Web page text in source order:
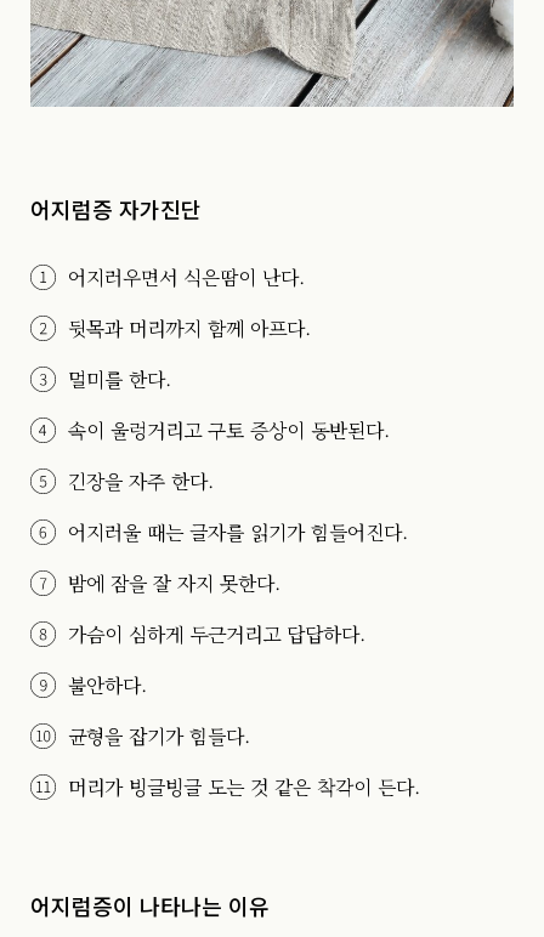
어지럼증 자가진단
어지러우면서 식은땀이 난다.
뒷목과 머리까지 함께 아프다.
멀미를 한다.
속이 울렁거리고 구토 증상이 동반된다.
긴장을 자주 한다.
어지러울 때는 글자를 읽기가 힘들어진다.
밤에 잠을 잘 자지 못한다.
가슴이 심하게 두근거리고 답답하다.
불안하다.
균형을 잡기가 힘들다.
머리가 빙글빙글 도는 것 같은 착각이 든다.
어지럼증이 나타나는 이유